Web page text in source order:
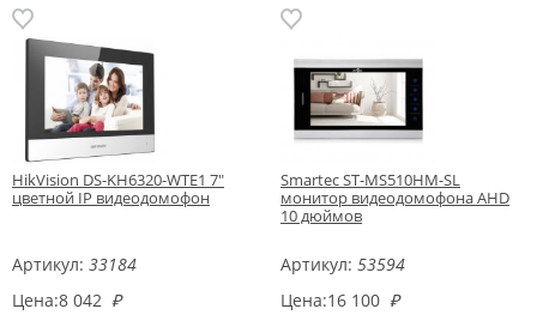
HikVision DS-KH6320-WTE1 7"
цветной IP видеодомофон
Артикул: 33184
Цена:8 042 ₽
Smartec ST-MS510HM-SL
монитор видеодомофона AHD
10 дюймов
Артикул: 53594
Цена:16 100 ₽